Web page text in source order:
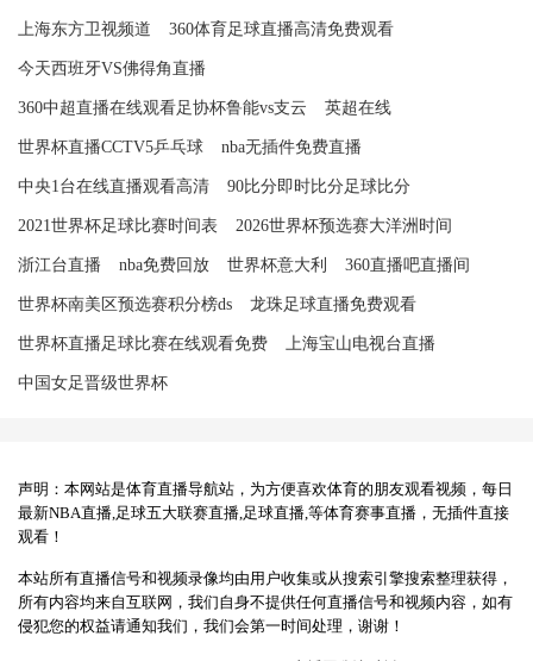
上海东方卫视频道 360体育足球直播高清免费观看
今天西班牙VS佛得角直播
360中超直播在线观看足协杯鲁能vs支云 英超在线
世界杯直播CCTV5乒乓球 nba无插件免费直播
中央1台在线直播观看高清 90比分即时比分足球比分
2021世界杯足球比赛时间表 2026世界杯预选赛大洋洲时间
浙江台直播 nba免费回放 世界杯意大利 360直播吧直播间
世界杯南美区预选赛积分榜ds 龙珠足球直播免费观看
世界杯直播足球比赛在线观看免费 上海宝山电视台直播
中国女足晋级世界杯
声明：本网站是体育直播导航站，为方便喜欢体育的朋友观看视频，每日
最新NBA直播,足球五大联赛直播,足球直播,等体育赛事直播，无插件直接
观看！
本站所有直播信号和视频录像均由用户收集或从搜索引擎搜索整理获得，
所有内容均来自互联网，我们自身不提供任何直播信号和视频内容，如有
侵犯您的权益请通知我们，我们会第一时间处理，谢谢！